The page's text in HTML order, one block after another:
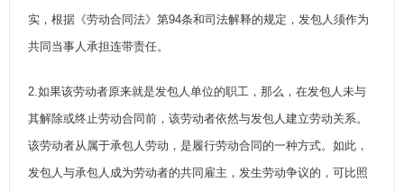
实，根据《劳动合同法》第94条和司法解释的规定，发包人须作为
共同当事人承担连带责任。
2.如果该劳动者原来就是发包人单位的职工，那么，在发包人未与
其解除或终止劳动合同前，该劳动者依然与发包人建立劳动关系。
该劳动者从属于承包人劳动，是履行劳动合同的一种方式。如此，
发包人与承包人成为劳动者的共同雇主，发生劳动争议的，可比照